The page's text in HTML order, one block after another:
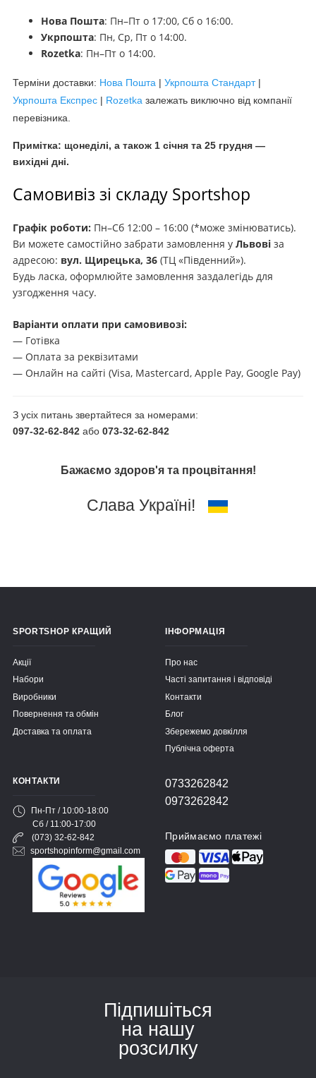
Нова Пошта: Пн–Пт о 17:00, Сб о 16:00.
Укрпошта: Пн, Ср, Пт о 14:00.
Rozetka: Пн–Пт о 14:00.
Терміни доставки: Нова Пошта | Укрпошта Стандарт|
Укрпошта Експрес | Rozetka залежать виключно від компанії
перевізника.
Примітка: щонеділі, а також 1 січня та 25 грудня —
вихідні дні.
Самовивіз зі складу Sportshop
Графік роботи: Пн–Сб 12:00 – 16:00 (*може змінюватись).
Ви можете самостійно забрати замовлення у Львові за
адресою: вул. Щирецька, 36 (ТЦ «Південний»).
Будь ласка, оформлюйте замовлення заздалегідь для
узгодження часу.
Варіанти оплати при самовивозі:
— Готівка
— Оплата за реквізитами
— Онлайн на сайті (Visa, Mastercard, Apple Pay, Google Pay)
З усіх питань звертайтеся за номерами:
097-32-62-842 або 073-32-62-842
Бажаємо здоров'я та процвітання!
Слава Україні!
SPORTSHOP КРАЩИЙ
Акції
Набори
Виробники
Повернення та обмін
Доставка та оплата
ІНФОРМАЦІЯ
Про нас
Часті запитання і відповіді
Контакти
Блог
Збережемо довкілля
Публічна оферта
КОНТАКТИ
Пн-Пт / 10:00-18:00
Сб / 11:00-17:00
(073) 32-62-842
sportshopinform@gmail.com
0733262842
0973262842
Приймаємо платежі
Підпишіться
на нашу
розсилку